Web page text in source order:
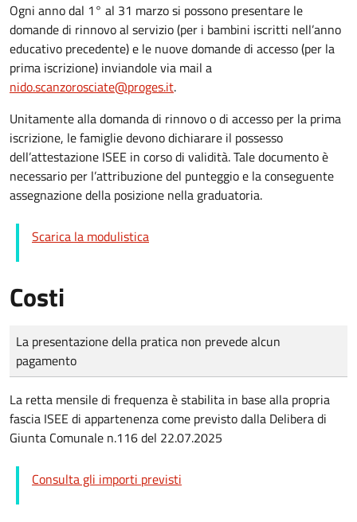
Ogni anno dal 1° al 31 marzo si possono presentare le
domande di rinnovo al servizio (per i bambini iscritti nell’anno
educativo precedente) e le nuove domande di accesso (per la
prima iscrizione) inviandole via mail a
nido.scanzorosciate@proges.it.
Unitamente alla domanda di rinnovo o di accesso per la prima
iscrizione, le famiglie devono dichiarare il possesso
dell’attestazione ISEE in corso di validità. Tale documento è
necessario per l’attribuzione del punteggio e la conseguente
assegnazione della posizione nella graduatoria.
Scarica la modulistica
Costi
Tipo di pagamento
Importo
La presentazione della pratica non prevede alcun
pagamento
La retta mensile di frequenza è stabilita in base alla propria
fascia ISEE di appartenenza come previsto dalla Delibera di
Giunta Comunale n.116 del 22.07.2025
Consulta gli importi previsti